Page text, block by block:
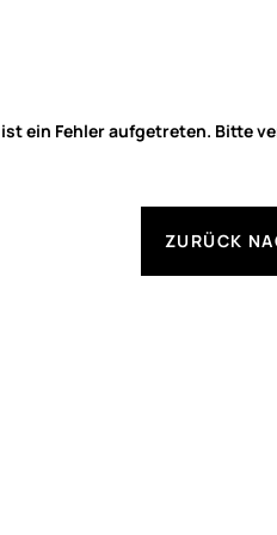
ist ein Fehler aufgetreten. Bitte
ZURÜCK